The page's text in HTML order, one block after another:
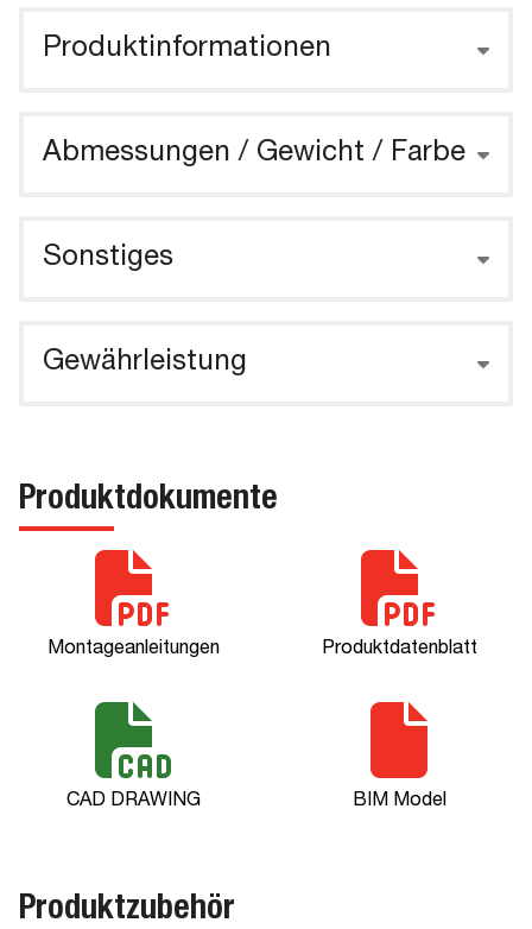
Produktinformationen
Abmessungen / Gewicht / Farbe
Sonstiges
Gewährleistung
Produktdokumente
Montageanleitungen Produktdatenblatt
CAD DRAWING BIM Model
Produktzubehör